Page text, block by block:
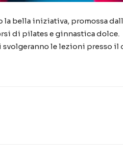
bella iniziativa, promossa
di pilates e ginnastica dolce.
le lezioni presso il